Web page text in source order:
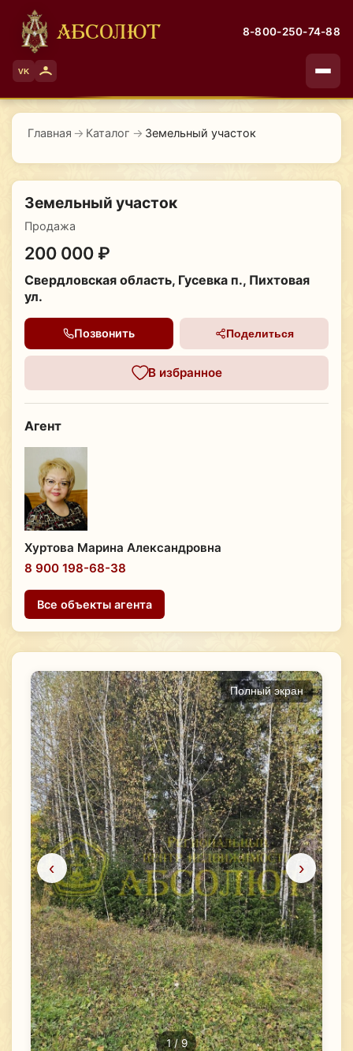
АБСОЛЮТ 8-800-250-74-88
VK
Главная → Каталог → Земельный участок
‹ ›
Полный экран
1/ 9
Земельный участок
Продажа
200 000 ₽
Свердловская область, Гусевка п., Пихтовая
ул.
Позвонить Поделиться
В избранное
Агент
Хуртова Марина Александровна
8 900 198-68-38
Все объекты агента